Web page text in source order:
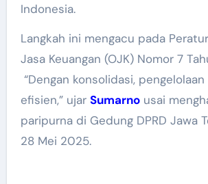
Indonesia.
Langkah ini mengacu pada
Jasa Keuangan (OJK) Nomor 7
“Dengan konsolidasi,
efisien,” ujar Sumarno usai
paripurna di Gedung DPRD Jawa
28 Mei 2025.